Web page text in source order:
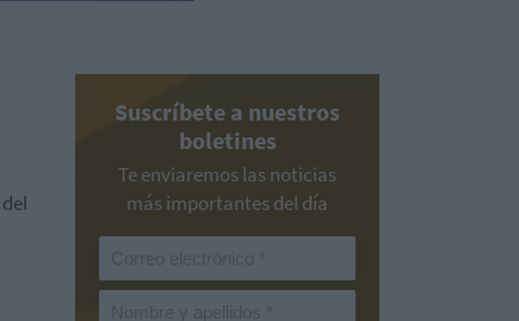
del
Suscríbete a nuestros
boletines
Te enviaremos las noticias
más importantes del día